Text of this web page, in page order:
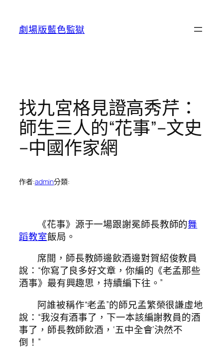
劇場版藍色監獄
找九宮格見證高秀芹：
師生三人的“花事”–文史
–中國作家網
作者:admin分類:
《花事》源于一場跟謝冕師長教師的舞
蹈教室飯局。
席間，師長教師邊飲酒邊對賀紹俊教員
說：“你寫了良多好文章，你編的《老孟那些
酒事》最有興趣思，持續編下往。”
阿誰被稱作“老孟”的師兄孟繁榮很謙虛地
說：“我沒有酒事了，下一本該編謝教員的酒
事了，師長教師飲酒，‘五中全會’決然不
倒！”